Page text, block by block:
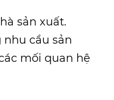
sản xuất.
cầu sản
mối quan hệ